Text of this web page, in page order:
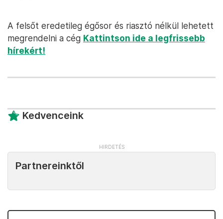
A felsőt eredetileg égősor és riasztó nélkül lehetett
megrendelni a cég Kattintson ide a legfrissebb
hírekért!
Kedvenceink
Partnereinktől